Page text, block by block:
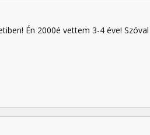
Én 2000é vettem 3-4 éve!